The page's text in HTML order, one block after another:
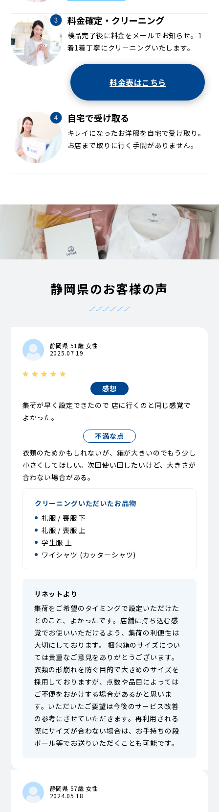
料金確定・クリーニング
検品完了後に料金をメールでお知らせ。1
着1着丁寧にクリーニングいたします。
料金表はこちら
自宅で受け取る
キレイになったお洋服を自宅で受け取り。
お店まで取りに行く手間がありません。
静岡県のお客様の声
静岡県 51歳 女性
2025.07.19
感想
集荷が早く設定できたので 店に行くのと同じ感覚で
よかった。
不満な点
衣類のためかもしれないが、箱が大きいのでもう少し
小さくしてほしい。次回使い回したいけど、大きさが
合わない場合がある。
クリーニングいただいたお品物
礼服 / 喪服 下
礼服 / 喪服 上
学生服 上
ワイシャツ (カッターシャツ)
リネットより
集荷をご希望のタイミングで設定いただけた
とのこと、よかったです。店舗に持ち込む感
覚でお使いいただけるよう、集荷の利便性は
大切にしております。 梱包箱のサイズについ
ては貴重なご意見をありがとうございます。
衣類の形崩れを防ぐ目的で大きめのサイズを
採用しておりますが、点数や品目によっては
ご不便をおかけする場合があるかと思いま
す。いただいたご要望は今後のサービス改善
の参考にさせていただきます。再利用される
際にサイズが合わない場合は、お手持ちの段
ボール等でお送りいただくことも可能です。
静岡県 57歳 女性
2024.05.18